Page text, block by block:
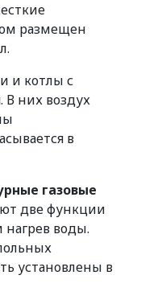
размещен
и котлы с
В них воздух
в
газовые
две функции
нагрев воды.
установлены в